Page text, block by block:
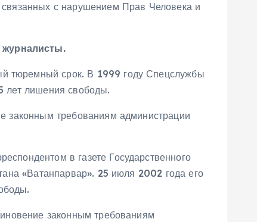
связанных с нарушением Прав Человека и
тюремный срок. В 1999 году Спецслужбы
лет лишения свободы.
законным требованиям администрации
в газете Государственного
«Ватанпарвар». 25 июля 2002 года его
законным требованиям